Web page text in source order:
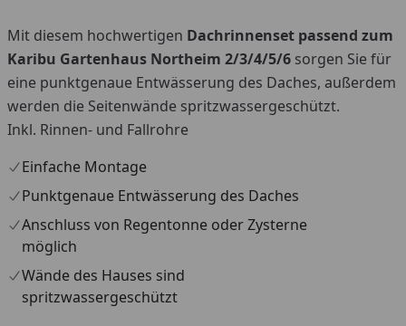
Mit diesem hochwertigen Dachrinnenset passend zum
Karibu Gartenhaus Northeim 2/3/4/5/6 sorgen Sie für
eine punktgenaue Entwässerung des Daches, außerdem
werden die Seitenwände spritzwassergeschützt.
Inkl. Rinnen- und Fallrohre
Einfache Montage
Punktgenaue Entwässerung des Daches
Anschluss von Regentonne oder Zysterne
möglich
Wände des Hauses sind
spritzwassergeschützt